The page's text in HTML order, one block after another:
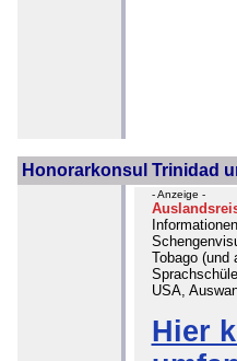
Honorarkonsul Trinidad
- Anzeige -
Tobago (und
USA,
Hier